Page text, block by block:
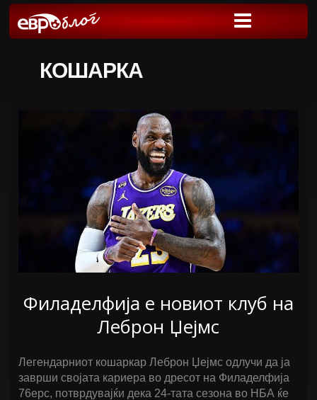
КОШАРКА
Филаделфија е новиот клуб на
Леброн Џејмс
Легендарниот кошаркар Леброн Џејмс одлучи да ја
заврши својата кариера во дресот на Филаделфија
76ерс, потврдувајќи дека 24-тата сезона во НБА ќе